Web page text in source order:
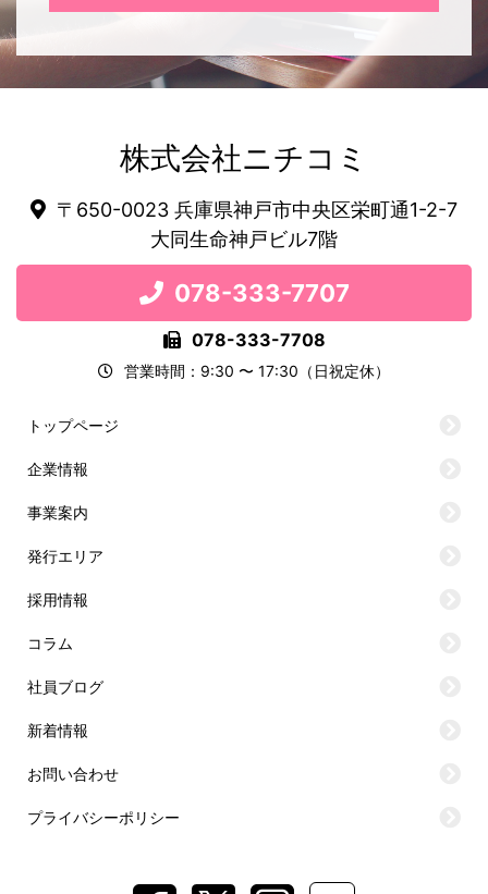
株式会社ニチコミ
〒650-0023 兵庫県神戸市中央区栄町通1-2-7
大同生命神戸ビル7階
078-333-7707
078-333-7708
営業時間：9:30 〜 17:30（日祝定休）
トップページ
企業情報
事業案内
発行エリア
採用情報
コラム
社員ブログ
新着情報
お問い合わせ
プライバシーポリシー